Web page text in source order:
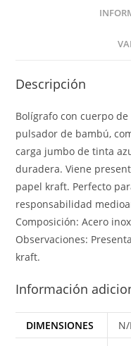
Descripción
Bolígrafo con cuerpo
pulsador de bambú,
carga jumbo de tinta
duradera. Viene
papel kraft. Perfecto
responsabilidad
Composición: Acero
Observaciones:
kraft.
Información
DIMENSIONES